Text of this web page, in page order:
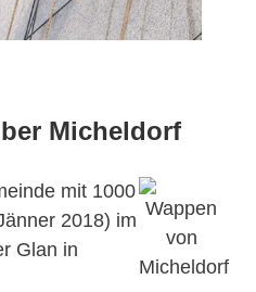
Micheldorf
mit 1000
2018) im
Glan in